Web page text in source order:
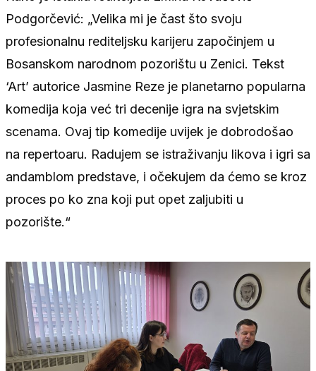
Podgorčević: „Velika mi je čast što svoju
profesionalnu rediteljsku karijeru započinjem u
Bosanskom narodnom pozorištu u Zenici. Tekst
‘Art’ autorice Jasmine Reze je planetarno popularna
komedija koja već tri decenije igra na svjetskim
scenama. Ovaj tip komedije uvijek je dobrodošao
na repertoaru. Radujem se istraživanju likova i igri sa
andamblom predstave, i očekujem da ćemo se kroz
proces po ko zna koji put opet zaljubiti u
pozorište.“